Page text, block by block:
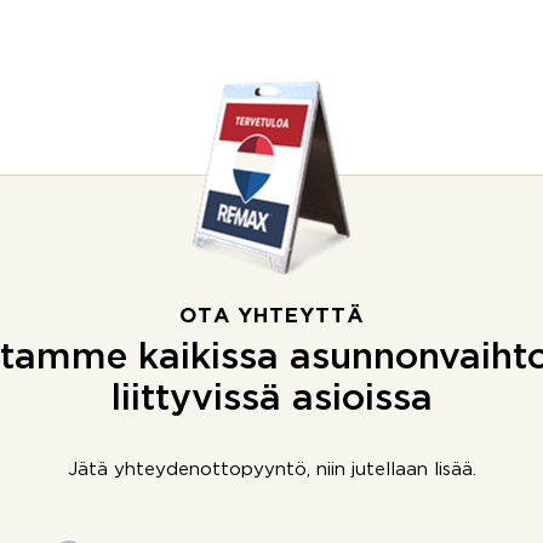
OTA YHTEYTTÄ
kaikissa
liittyvissä asioissa
Jätä yhteydenottopyyntö, niin jutellaan lisää.